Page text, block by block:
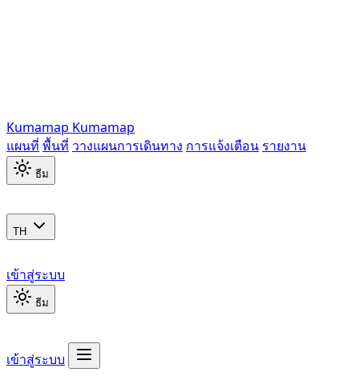
Kumamap Kumamap
แผนที่ พื้นที่ วางแผนการเดินทาง การแจ้งเตือน รายงาน
ธีม
TH
เข้าสู่ระบบ
ธีม
เข้าสู่ระบบ